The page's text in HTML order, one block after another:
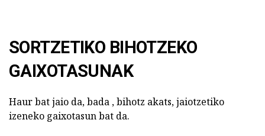
SORTZETIKO BIHOTZEKO
GAIXOTASUNAK
Haur bat jaio da, bada , bihotz akats, jaiotzetiko
izeneko gaixotasun bat da.